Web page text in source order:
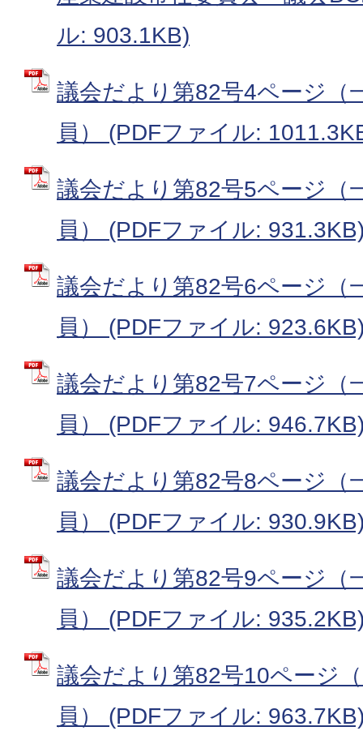
ル: 903.1KB)
議会だより第82号4ページ（
員） (PDFファイル:
議会だより第82号5ページ（
員） (PDFファイル:
議会だより第82号6ページ（
員） (PDFファイル:
議会だより第82号7ページ（
員） (PDFファイル:
議会だより第82号8ページ（
員） (PDFファイル:
議会だより第82号9ページ（
員） (PDFファイル:
議会だより第82号10ページ
員） (PDFファイル: